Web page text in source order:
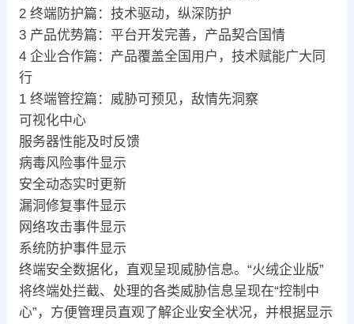
2 终端防护篇：技术驱动，纵深防护
3 产品优势篇：平台开发完善，产品契合国情
4 企业合作篇：产品覆盖全国用户，技术赋能广大同
行
1 终端管控篇：威胁可预见，敌情先洞察
可视化中心
服务器性能及时反馈
病毒风险事件显示
安全动态实时更新
漏洞修复事件显示
网络攻击事件显示
系统防护事件显示
终端安全数据化，直观呈现威胁信息。“火绒企业版”
将终端处拦截、处理的各类威胁信息呈现在“控制中
心”，方便管理员直观了解企业安全状况，并根据显示